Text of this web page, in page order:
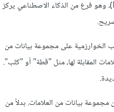
والتصرف بشكل مستقل، وأحد أقوى أدوات الذكاء الاصطناعي هو التعلم الآلي (ML)، وهو فرع من الذكاء الاصطناعي يركز
الخوارزمية على مجموعة بيانات من
المقابلة لها، مثل "قطة" أو "كلب".
بيانات من العلامات. بدلاً من